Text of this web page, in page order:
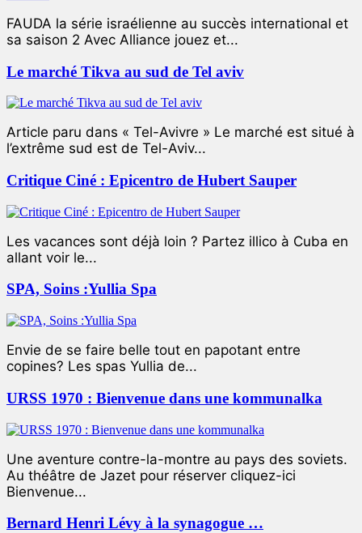
FAUDA la série israélienne au succès international et
sa saison 2 Avec Alliance jouez et...
Le marché Tikva au sud de Tel aviv
Article paru dans « Tel-Avivre » Le marché est situé à
l’extrême sud est de Tel-Aviv...
Critique Ciné : Epicentro de Hubert Sauper
Les vacances sont déjà loin ? Partez illico à Cuba en
allant voir le...
SPA, Soins :Yullia Spa
Envie de se faire belle tout en papotant entre
copines? Les spas Yullia de...
URSS 1970 : Bienvenue dans une kommunalka
Une aventure contre-la-montre au pays des soviets.
Au théâtre de Jazet pour réserver cliquez-ici
Bienvenue...
Bernard Henri Lévy à la synagogue …